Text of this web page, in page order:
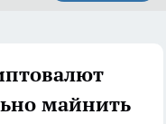
майнить